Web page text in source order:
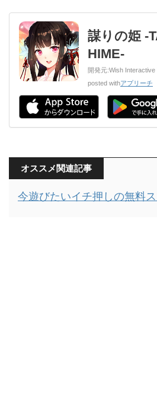
謀りの姫 -
HIME-
開発元:Wish Interactive
posted withアプリーチ
オススメ関連記事
今遊びたいイチ押しの無料